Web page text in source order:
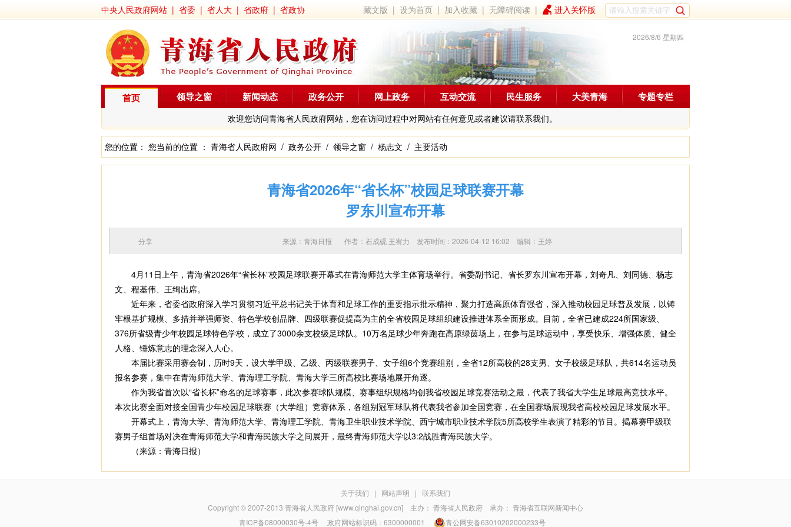
中央人民政府网站 | 省委 | 省人大 | 省政府 | 省政协 藏文版 |设为首页 | 加入收藏 |无障碍阅读 | 进入关怀版
2026/8/6 星期四
首页
欢迎您访问青海省人民政府网站，您在访问过程中对网站有任何意见或者建议请联系我们。
领导之窗 新闻动态 政务公开 网上政务 互动交流 民生服务 大美青海 专题专栏
您的位置： 您当前的位置 ： 青海省人民政府网 / 政务公开 / 领导之窗 / 杨志文 / 主要活动
青海省2026年“省长杯”校园足球联赛开幕
罗东川宣布开幕
来源：青海日报 作者： 石成砚 王宥力 发布时间：2026-04-12 16:02 编辑：王婷
分享
4月11日上午，青海省2026年“省长杯”校园足球联赛开幕式在青海师范大学主体育场举行。省委副书记、省长罗东川宣布开幕，刘奇凡、刘同德、杨志
文、程基伟、王绚出席。
近年来，省委省政府深入学习贯彻习近平总书记关于体育和足球工作的重要指示批示精神，聚力打造高原体育强省，深入推动校园足球普及发展，以铸
牢根基扩规模、多措并举强师资、特色学校创品牌、四级联赛促提高为主的全省校园足球组织建设推进体系全面形成。目前，全省已建成224所国家级、
376所省级青少年校园足球特色学校，成立了3000余支校级足球队。10万名足球少年奔跑在高原绿茵场上，在参与足球运动中，享受快乐、增强体质、健全
人格、锤炼意志的理念深入人心。
本届比赛采用赛会制，历时9天，设大学甲级、乙级、丙级联赛男子、女子组6个竞赛组别，全省12所高校的28支男、女子校级足球队，共614名运动员
报名参赛，集中在青海师范大学、青海理工学院、青海大学三所高校比赛场地展开角逐。
作为我省首次以“省长杯”命名的足球赛事，此次参赛球队规模、赛事组织规格均创我省校园足球竞赛活动之最，代表了我省大学生足球最高竞技水平。
本次比赛全面对接全国青少年校园足球联赛（大学组）竞赛体系，各组别冠军球队将代表我省参加全国竞赛，在全国赛场展现我省高校校园足球发展水平。
开幕式上，青海大学、青海师范大学、青海理工学院、青海卫生职业技术学院、西宁城市职业技术学院5所高校学生表演了精彩的节目。揭幕赛甲级联
赛男子组首场对决在青海师范大学和青海民族大学之间展开，最终青海师范大学以3:2战胜青海民族大学。
（来源：青海日报）
关于我们 | 网站声明 | 联系我们
Copyright © 2007-2013 青海省人民政府 [www.qinghai.gov.cn] 主办： 青海省人民政府 承办： 青海省互联网新闻中心
青ICP备08000030号-4号政府网站标识码：6300000001 青公网安备63010202000233号